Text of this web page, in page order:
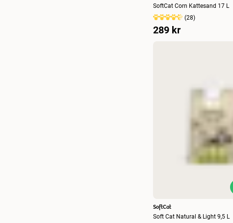
SoftCat Corn Kattesand 17 L
(28)
289 kr
SoftCat
Soft Cat Natural & Light 9,5 L